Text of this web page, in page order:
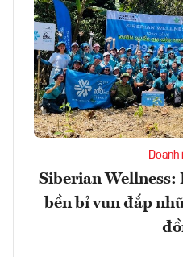
Doanh
Siberian
bền bỉ vun đắp